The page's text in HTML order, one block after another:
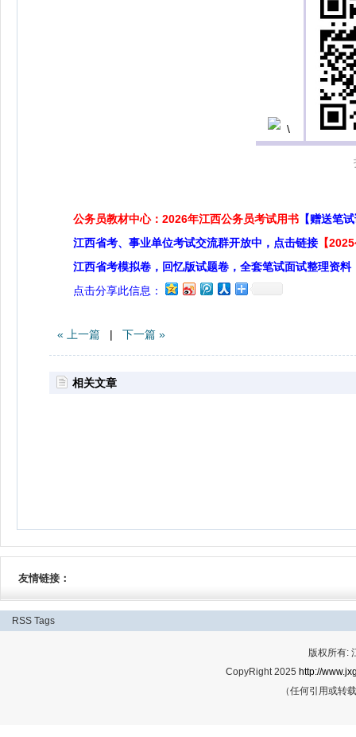
公务员教材中心：2026年江西公务员考试用书 【赠送笔
江西省考、事业单位考试交流群开放中，点击链接 【
江西省考模拟卷，回忆版试题卷，全套笔试面试整理资料
点击分享此信息：
« 上一篇 | 下一篇 »
相关文章
友情链接：
RSS Tags
版权所有:
CopyRight 2025 http://
（任何引用或转